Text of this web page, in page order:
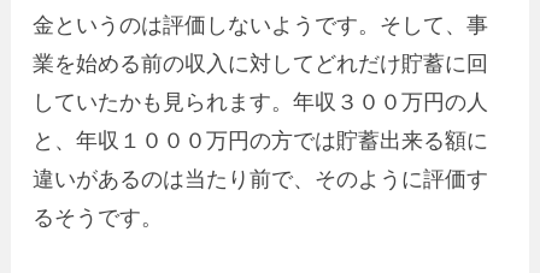
金というのは評価しないようです。そして、事
業を始める前の収入に対してどれだけ貯蓄に回
していたかも見られます。年収３００万円の人
と、年収１０００万円の方では貯蓄出来る額に
違いがあるのは当たり前で、そのように評価す
るそうです。